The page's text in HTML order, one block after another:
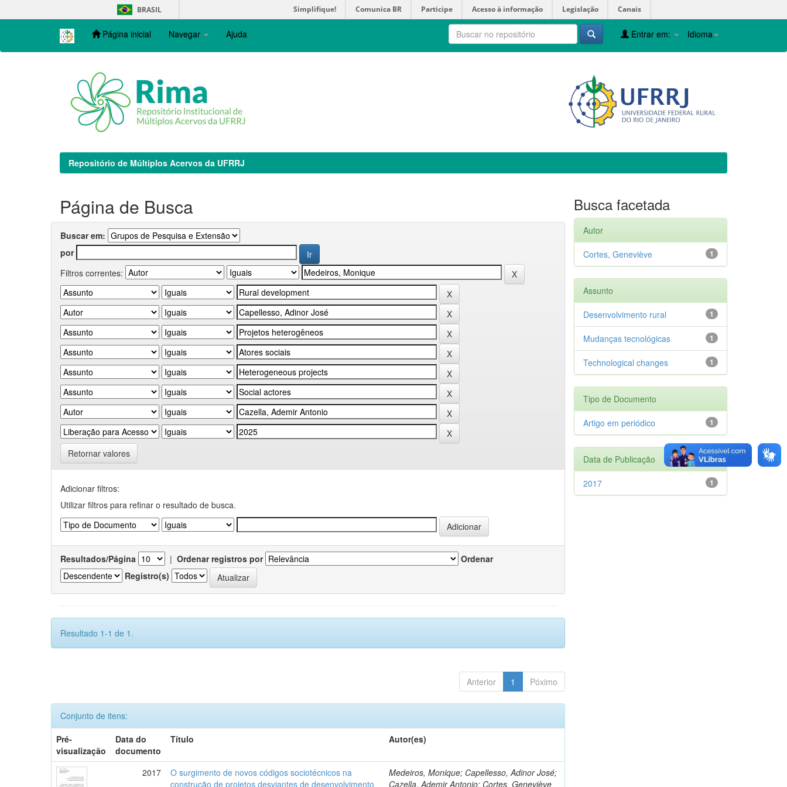
navigation
BRASIL Simplifique! Comunica BR Participe Acesso à informação Legislação Canais
Página inicial Navegar Ajuda Idioma
Entrar em:
Repositório de Múltiplos Acervos da UFRRJ
Página de Busca
Buscar em:
por
Filtros correntes:
Retornar valores
Adicionar filtros:
Utilizar filtros para refinar o resultado de busca.
Resultados/Página | Ordenar registros por
Ordenar
Registro(s)
Resultado 1-1 de 1.
Anterior 1 Póximo
Conjunto de itens:
Pré-
visualização
Data do
documento
Título Autor(es)
2017
O surgimento de novos códigos sociotécnicos na
construção de projetos desviantes de desenvolvimento
Medeiros, Monique; Capellesso, Adinor José;
Cazella, Ademir Antonio; Cortes, Geneviève
Busca facetada
Autor
1
Cortes, Geneviève
Assunto
1
Desenvolvimento rural
1
Mudanças tecnológicas
1
Technological changes
Tipo de Documento
1
Artigo em periódico
Data de Publicação
1
2017